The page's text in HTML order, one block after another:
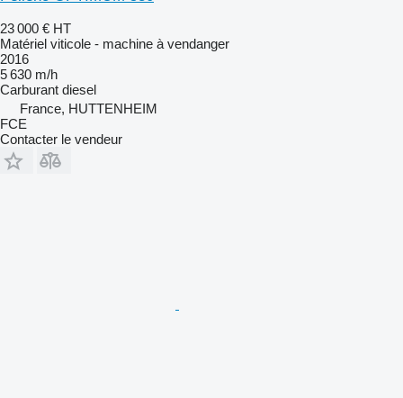
23 000 € HT
Matériel viticole - machine à vendanger
2016
5 630 m/h
Carburant diesel
France, HUTTENHEIM
FCE
Contacter le vendeur